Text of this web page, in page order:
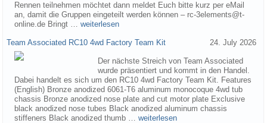
Rennen teilnehmen möchtet dann meldet Euch bitte kurz per eMail
an, damit die Gruppen eingeteilt werden können – rc-3elements@t-
online.de Bringt … weiterlesen
Team Associated RC10 4wd Factory Team Kit 24. July 2026
Der nächste Streich von Team Associated
wurde präsentiert und kommt in den Handel.
Dabei handelt es sich um den RC10 4wd Factory Team Kit. Features
(English) Bronze anodized 6061-T6 aluminum monocoque 4wd tub
chassis Bronze anodized nose plate and cut motor plate Exclusive
black anodized nose tubes Black anodized aluminum chassis
stiffeners Black anodized thumb … weiterlesen